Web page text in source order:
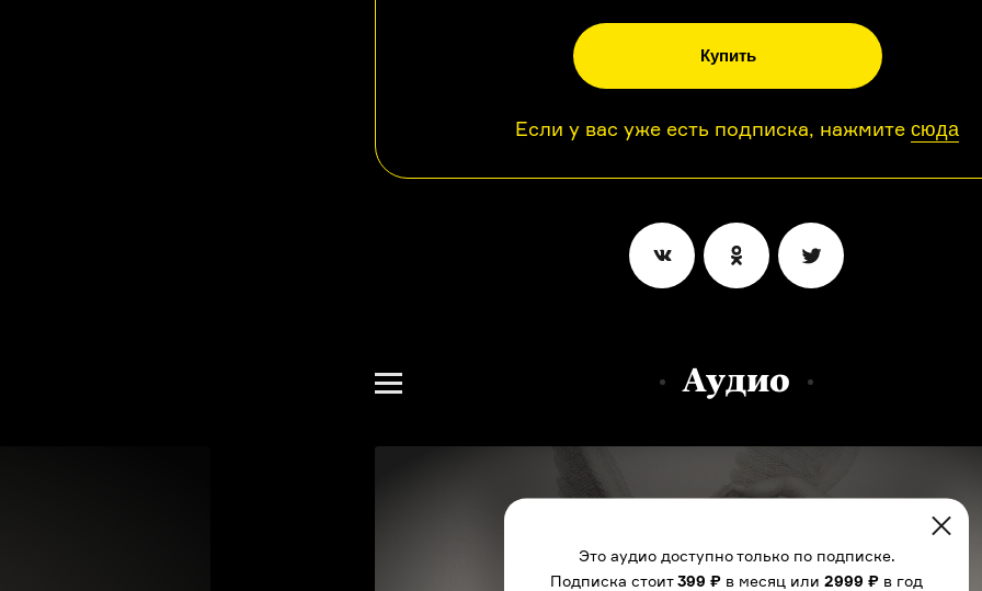
Купить
Если у вас уже есть подписка, нажмите сюда
Аудио
Это аудио доступно только по подписке.
Подписка стоит399 ₽ в месяц или 2999 ₽ в год